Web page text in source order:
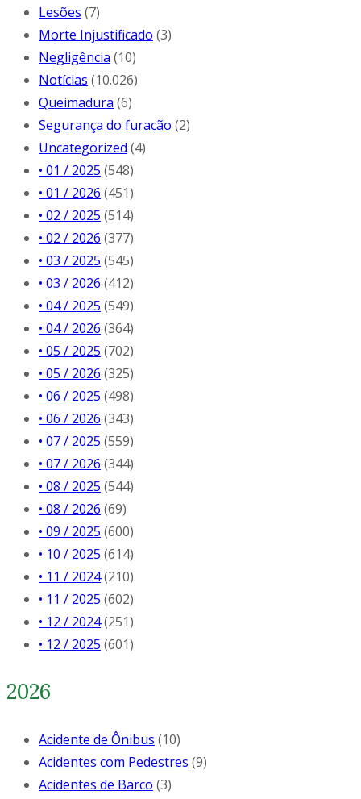
Lesões (7)
Morte Injustificado (3)
Negligência (10)
Notícias (10.026)
Queimadura (6)
Segurança do furacão (2)
Uncategorized (4)
• 01 / 2025 (548)
• 01 / 2026 (451)
• 02 / 2025 (514)
• 02 / 2026 (377)
• 03 / 2025 (545)
• 03 / 2026 (412)
• 04 / 2025 (549)
• 04 / 2026 (364)
• 05 / 2025 (702)
• 05 / 2026 (325)
• 06 / 2025 (498)
• 06 / 2026 (343)
• 07 / 2025 (559)
• 07 / 2026 (344)
• 08 / 2025 (544)
• 08 / 2026 (69)
• 09 / 2025 (600)
• 10 / 2025 (614)
• 11 / 2024(210)
• 11 / 2025 (602)
• 12 / 2024(251)
• 12 / 2025 (601)
2026
Acidente de Ônibus (10)
Acidentes com Pedestres (9)
Acidentes de Barco (3)